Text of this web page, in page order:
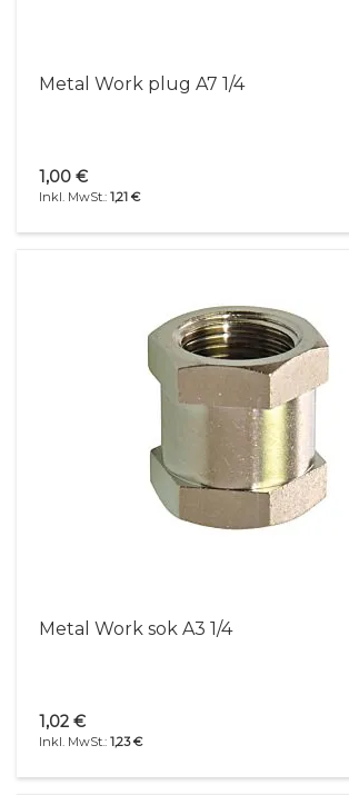
Metal Work plug A7 1/4
1,21 €
1,00 €
Metal Work sok A3 1/4
1,23 €
1,02 €